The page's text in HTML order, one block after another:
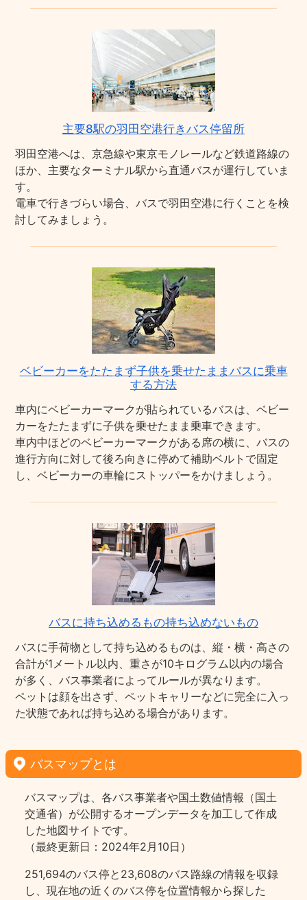
主要8駅の羽田空港行きバス停留所
羽田空港へは、京急線や東京モノレールなど鉄道路線の
ほか、主要なターミナル駅から直通バスが運行していま
す。
電車で行きづらい場合、バスで羽田空港に行くことを検
討してみましょう。
ベビーカーをたたまず子供を乗せたままバスに乗車
する方法
車内にベビーカーマークが貼られているバスは、ベビー
カーをたたまずに子供を乗せたまま乗車できます。
車内中ほどのベビーカーマークがある席の横に、バスの
進行方向に対して後ろ向きに停めて補助ベルトで固定
し、ベビーカーの車輪にストッパーをかけましょう。
バスに持ち込めるもの持ち込めないもの
バスに手荷物として持ち込めるものは、縦・横・高さの
合計が1メートル以内、重さが10キログラム以内の場合
が多く、バス事業者によってルールが異なります。
ペットは顔を出さず、ペットキャリーなどに完全に入っ
た状態であれば持ち込める場合があります。
バスマップとは
バスマップは、各バス事業者や国土数値情報（国土
交通省）が公開するオープンデータを加工して作成
した地図サイトです。
（最終更新日：2024年2月10日）
251,694のバス停と23,608のバス路線の情報を収録
し、現在地の近くのバス停を位置情報から探した